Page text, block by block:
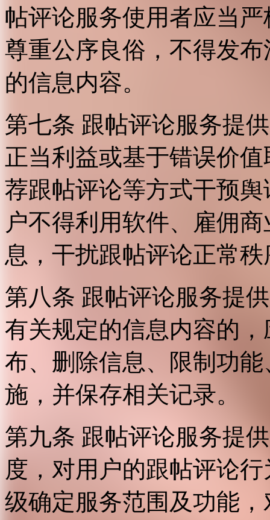
帖评论服务使用者应当
尊重公序良俗，不得发
的信息内容。
第七条 跟帖评论服务提
正当利益或基于错误价
荐跟帖评论等方式干预
户不得利用软件、雇佣
息，干扰跟帖评论正常
第八条 跟帖评论服务提
有关规定的信息内容的
布、删除信息、限制功
施，并保存相关记录。
第九条 跟帖评论服务提
度，对用户的跟帖评论
级确定服务范围及功能